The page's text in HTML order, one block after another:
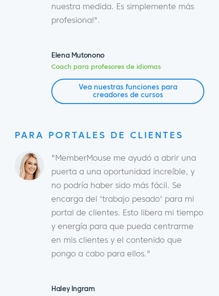
nuestra medida. Es simplemente más
profesional".
Elena Mutonono
Coach para profesores de idiomas
Vea nuestras funciones para
creadores de cursos
PARA PORTALES DE CLIENTES
"MemberMouse me ayudó a abrir una
puerta a una oportunidad increíble, y
no podría haber sido más fácil. Se
encarga del 'trabajo pesado' para mi
portal de clientes. Esto libera mi tiempo
y energía para que pueda centrarme
en mis clientes y el contenido que
pongo a cabo para ellos."
Haley Ingram